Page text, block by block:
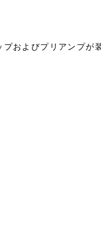
およびプリアンプが